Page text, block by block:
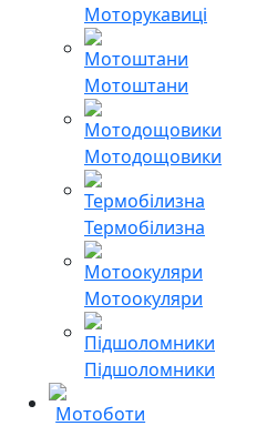
Моторукавиці
Мотоштани
Мотодощовики
Термобілизна
Мотоокуляри
Підшоломники